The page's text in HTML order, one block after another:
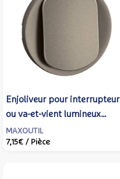
Enjoliveur pour interrupteur
ou va-et-vient lumineux
Céliane - Titanium -
LEGRAND - CT1001
MAXOUTIL
7,15€ / Pièce